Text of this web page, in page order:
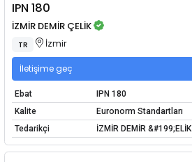
IPN 180
İZMİR DEMİR ÇELİK
TR İzmir
İletişime geç
Ebat
IPN 180
Kalite
Euronorm Standartları
Tedarikçi
İZMİR DEMİR &#199;ELİK